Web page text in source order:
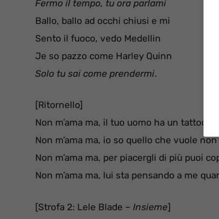
Fermo il tempo, tu ora parlami
Ballo, ballo ad occhi chiusi e mi
Sento il fuoco, vedo Medellin
Je so pazzo come Harley Quinn
Solo tu sai come prendermi.
[Ritornello]
Non m’ama ma, il tuo uomo ha un tattoo
Non m’ama ma, io so quello che vuole
Non m’ama ma, per piacergli di più puoi
Non m’ama ma, lui sta pensando a me
[Strofa 2: Lele Blade – Insieme]